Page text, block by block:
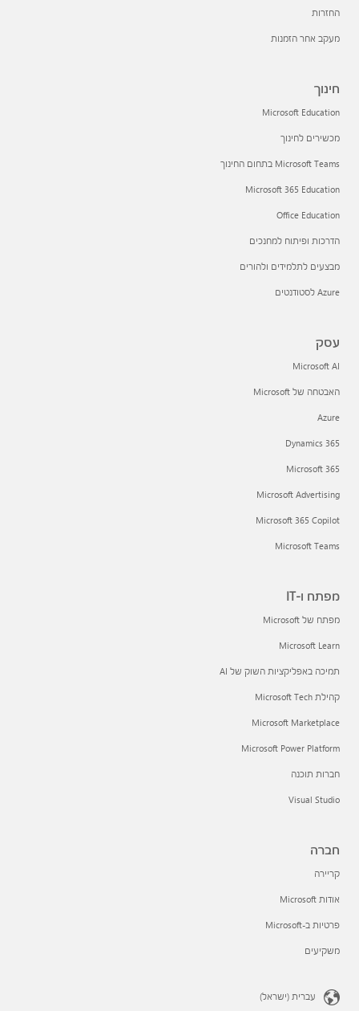
החזרות
מעקב אחר הזמנות
חינוך
Microsoft Education
מכשירים לחינוך
Microsoft Teams בתחום החינוך
Microsoft 365 Education
Office Education
הדרכות ופיתוח למחנכים
מבצעים לתלמידים ולהורים
Azure לסטודנטים
עסק
Microsoft AI
האבטחה של Microsoft
Azure
Dynamics 365
Microsoft 365
Microsoft Advertising
Microsoft 365 Copilot
Microsoft Teams
מפתח ו-IT
מפתח של Microsoft
Microsoft Learn
תמיכה באפליקציות השוק של AI
קהילת Microsoft Tech
Microsoft Marketplace
Microsoft Power Platform
חברות תוכנה
Visual Studio
חברה
קריירה
אודות Microsoft
פרטיות ב-Microsoft
משקיעים
עברית (ישראל)